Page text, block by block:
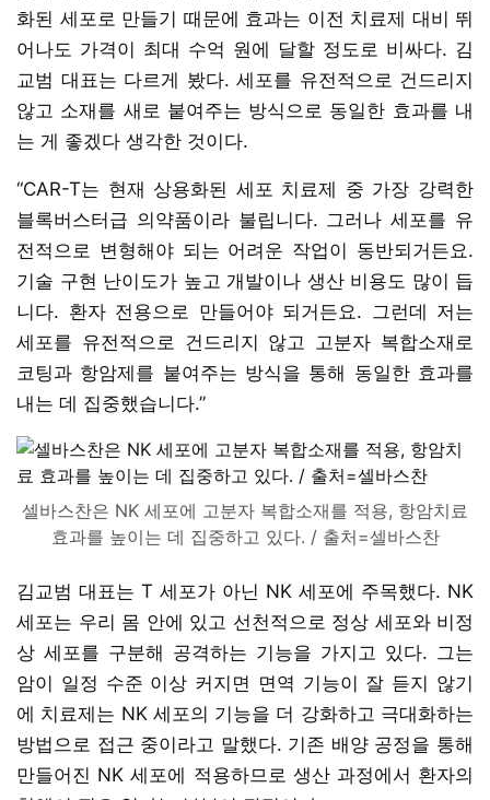
화된 세포로 만들기 때문에 효과는 이전 치료제 대비 뛰
어나도 가격이 최대 수억 원에 달할 정도로 비싸다. 김
교범 대표는 다르게 봤다. 세포를 유전적으로 건드리지
않고 소재를 새로 붙여주는 방식으로 동일한 효과를 내
는 게 좋겠다 생각한 것이다.
“CAR-T는 현재 상용화된 세포 치료제 중 가장 강력한
블록버스터급 의약품이라 불립니다. 그러나 세포를 유
전적으로 변형해야 되는 어려운 작업이 동반되거든요.
기술 구현 난이도가 높고 개발이나 생산 비용도 많이 듭
니다. 환자 전용으로 만들어야 되거든요. 그런데 저는
세포를 유전적으로 건드리지 않고 고분자 복합소재로
코팅과 항암제를 붙여주는 방식을 통해 동일한 효과를
내는 데 집중했습니다.”
셀바스찬은 NK 세포에 고분자 복합소재를 적용, 항암치료
효과를 높이는 데 집중하고 있다. / 출처=셀바스찬
김교범 대표는 T 세포가 아닌 NK 세포에 주목했다. NK
세포는 우리 몸 안에 있고 선천적으로 정상 세포와 비정
상 세포를 구분해 공격하는 기능을 가지고 있다. 그는
암이 일정 수준 이상 커지면 면역 기능이 잘 듣지 않기
에 치료제는 NK 세포의 기능을 더 강화하고 극대화하는
방법으로 접근 중이라고 말했다. 기존 배양 공정을 통해
만들어진 NK 세포에 적용하므로 생산 과정에서 환자의